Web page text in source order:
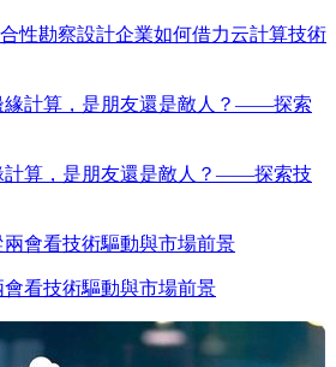
性勘察設計企業如何借力云計算技術
計算，是朋友還是敵人？——探索技
看技術驅動與市場前景